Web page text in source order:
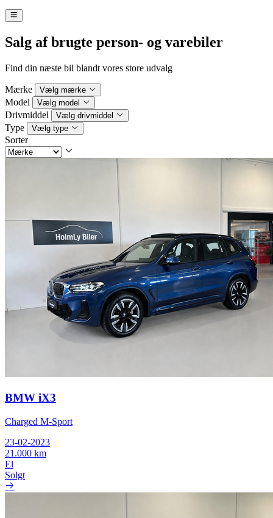
Salg af brugte person- og varebiler
Find din næste bil blandt vores store udvalg
Mærke Vælg mærke
Model Vælg model
Drivmiddel Vælg drivmiddel
Type Vælg type
Sorter
BMW iX3
Charged M-Sport
23-02-2023
21.000 km
El
Solgt